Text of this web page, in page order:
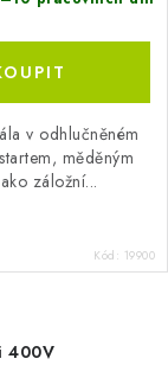
v odhlučněném
měděným
záložní...
Kód: 19900
400V